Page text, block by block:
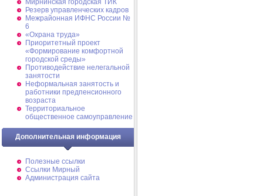
Мирнинская городская ТИК
Резерв управленческих кадров
Межрайонная ИФНС России №
6
«Охрана труда»
Приоритетный проект
«Формирование комфортной
городской среды»
Противодействие нелегальной
занятости
Неформальная занятость и
работники предпенсионного
возраста
Территориальное
общественное самоуправление
Дополнительная информация
Полезные ссылки
Ссылки Мирный
Администрация сайта